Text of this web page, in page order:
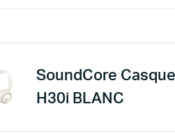
SoundCore
H30i BLANC